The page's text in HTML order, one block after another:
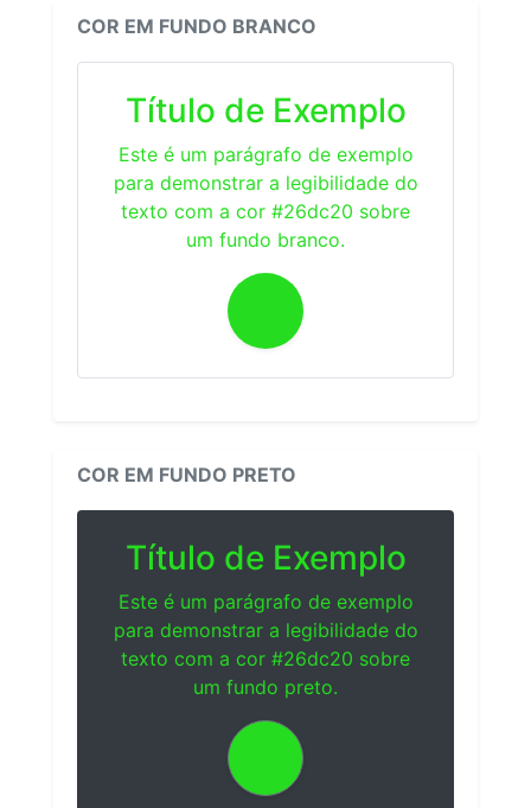
COR EM FUNDO BRANCO
Título de Exemplo
Este é um parágrafo de exemplo
para demonstrar a legibilidade do
texto com a cor #26dc20 sobre
um fundo branco.
COR EM FUNDO PRETO
Título de Exemplo
Este é um parágrafo de exemplo
para demonstrar a legibilidade do
texto com a cor #26dc20 sobre
um fundo preto.